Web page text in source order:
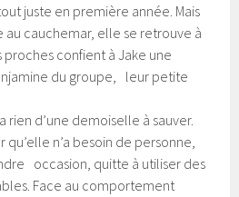
juste en première année. Mais
au cauchemar, elle se retrouve à
confient à Jake une
du groupe, leur petite
rien d’une demoiselle à sauver.
n’a besoin de personne,
occasion, quitte à utiliser des
Face au comportement